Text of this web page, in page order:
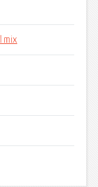
mix